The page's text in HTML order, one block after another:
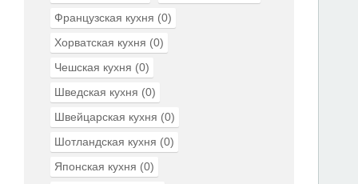
Французская кухня (0)
Хорватская кухня (0)
Чешская кухня (0)
Шведская кухня (0)
Швейцарская кухня (0)
Шотландская кухня (0)
Японская кухня (0)